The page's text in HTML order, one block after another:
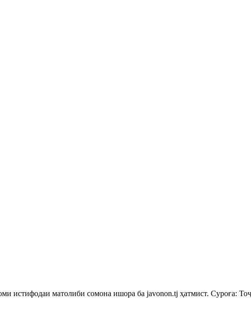
истифодаи матолиби сомона ишора ба javonon.tj ҳатмист. Суроға: